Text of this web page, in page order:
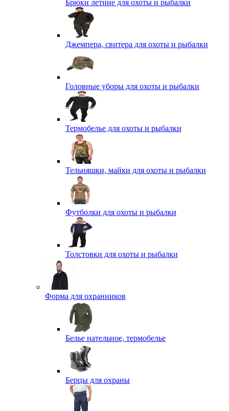
Брюки летние для охоты и рыбалки
Джемпера, свитера для охоты и рыбалки
Головные уборы для охоты и рыбалки
Термобелье для охоты и рыбалки
Тельняшки, майки для охоты и рыбалки
Футболки для охоты и рыбалки
Толстовки для охоты и рыбалки
Форма для охранников
Белье нательное, термобелье
Берцы для охраны